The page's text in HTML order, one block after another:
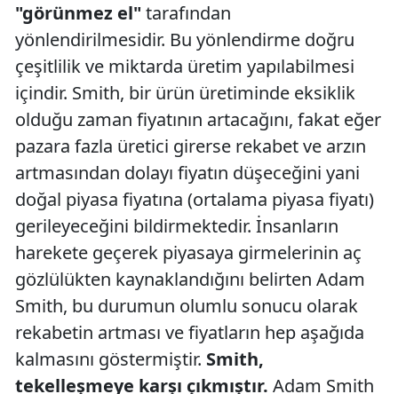
"görünmez el" tarafından
yönlendirilmesidir. Bu yönlendirme doğru
çeşitlilik ve miktarda üretim yapılabilmesi
içindir. Smith, bir ürün üretiminde eksiklik
olduğu zaman fiyatının artacağını, fakat eğer
pazara fazla üretici girerse rekabet ve arzın
artmasından dolayı fiyatın düşeceğini yani
doğal piyasa fiyatına (ortalama piyasa fiyatı)
gerileyeceğini bildirmektedir. İnsanların
harekete geçerek piyasaya girmelerinin aç
gözlülükten kaynaklandığını belirten Adam
Smith, bu durumun olumlu sonucu olarak
rekabetin artması ve fiyatların hep aşağıda
kalmasını göstermiştir. Smith,
tekelleşmeye karşı çıkmıştır. Adam Smith